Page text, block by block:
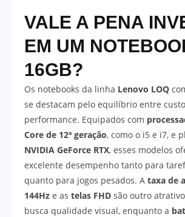
VALE A PENA
EM UM
16GB?
Os notebooks da linha Lenovo LOQ
se destacam pelo equilíbrio entre
performance. Equipados com
Core de 12ª geração, como o i5 e i7, e
NVIDIA GeForce RTX, esses modelos
excelente desempenho tanto para
quanto para jogos pesados. A taxa de
144Hz e as telas FHD são outro
busca qualidade visual, enquanto a